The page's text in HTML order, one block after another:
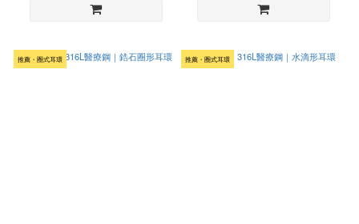
推薦・圈式耳環 推薦・圈式耳環